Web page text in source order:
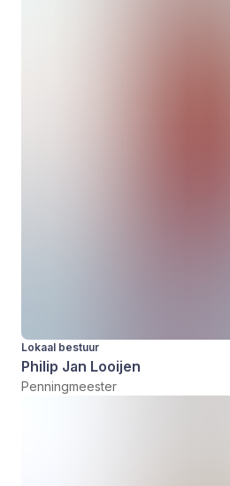
Lokaal bestuur
Philip Jan Looijen
Penningmeester